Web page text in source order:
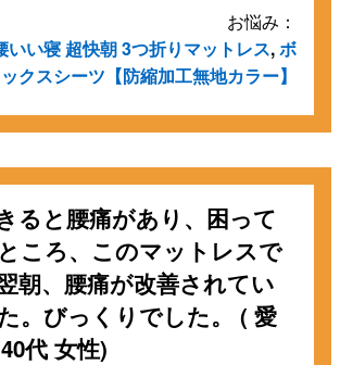
お悩み：
いい寝 超快朝 3つ折りマットレス,ボ
ックスシーツ【防縮加工無地カラー】
ると腰痛があり、困って
ころ、このマットレスで
朝、腰痛が改善されてい
。びっくりでした。 ( 愛
代 女性)